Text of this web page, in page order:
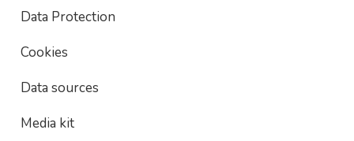
Data Protection
Cookies
Data sources
Media kit